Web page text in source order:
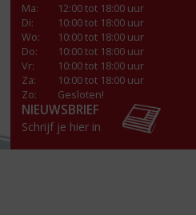
Ma:
12:00 tot 18:00 uur
Di:
10:00 tot 18:00 uur
Wo:
10:00 tot 18:00 uur
Do:
10:00 tot 18:00 uur
Vr:
10:00 tot 18:00 uur
Za:
10:00 tot 18:00 uur
Zo:
Gesloten!
NIEUWSBRIEF
Schrijf je hier in